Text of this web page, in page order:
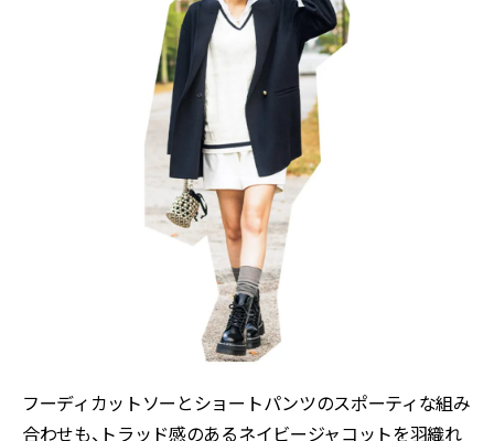
フーディカットソーとショートパンツのスポーティな組み
合わせも、トラッド感のあるネイビージャコットを羽織れ